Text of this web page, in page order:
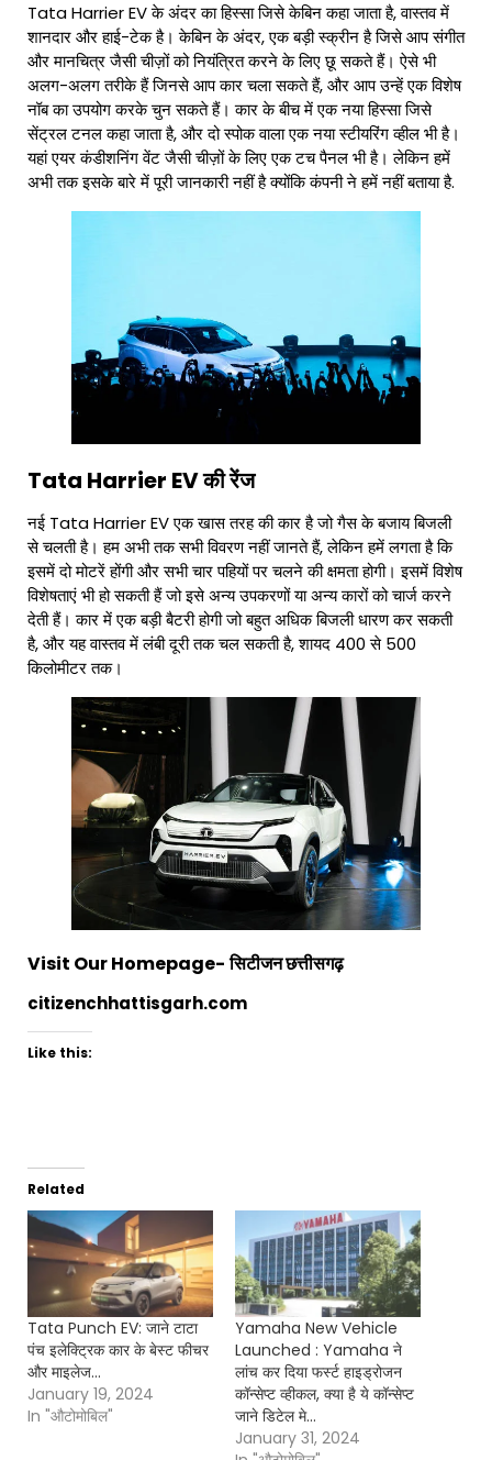
Tata Harrier EV के अंदर का हिस्सा जिसे केबिन कहा जाता है, वास्तव में
शानदार और हाई-टेक है। केबिन के अंदर, एक बड़ी स्क्रीन है जिसे आप संगीत
और मानचित्र जैसी चीज़ों को नियंत्रित करने के लिए छू सकते हैं। ऐसे भी
अलग-अलग तरीके हैं जिनसे आप कार चला सकते हैं, और आप उन्हें एक विशेष
नॉब का उपयोग करके चुन सकते हैं। कार के बीच में एक नया हिस्सा जिसे
सेंट्रल टनल कहा जाता है, और दो स्पोक वाला एक नया स्टीयरिंग व्हील भी है।
यहां एयर कंडीशनिंग वेंट जैसी चीज़ों के लिए एक टच पैनल भी है। लेकिन हमें
अभी तक इसके बारे में पूरी जानकारी नहीं है क्योंकि कंपनी ने हमें नहीं बताया है.
Tata Harrier EV की रेंज
नई Tata Harrier EV एक खास तरह की कार है जो गैस के बजाय बिजली
से चलती है। हम अभी तक सभी विवरण नहीं जानते हैं, लेकिन हमें लगता है कि
इसमें दो मोटरें होंगी और सभी चार पहियों पर चलने की क्षमता होगी। इसमें विशेष
विशेषताएं भी हो सकती हैं जो इसे अन्य उपकरणों या अन्य कारों को चार्ज करने
देती हैं। कार में एक बड़ी बैटरी होगी जो बहुत अधिक बिजली धारण कर सकती
है, और यह वास्तव में लंबी दूरी तक चल सकती है, शायद 400 से 500
किलोमीटर तक।
Visit Our Homepage- सिटीजन छत्तीसगढ़
citizenchhattisgarh.com
Like this:
Related
Tata Punch EV: जाने टाटा
पंच इलेक्ट्रिक कार के बेस्ट फीचर
और माइलेज…
January 19, 2024
In "औटोमोबिल"
Yamaha New Vehicle
Launched : Yamaha ने
लांच कर दिया फर्स्ट हाइड्रोजन
कॉन्सेप्ट व्हीकल, क्या है ये कॉन्सेप्ट
जाने डिटेल मे…
January 31, 2024